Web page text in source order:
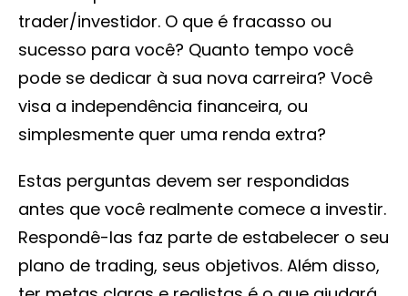
trader/investidor. O que é fracasso ou
sucesso para você? Quanto tempo você
pode se dedicar à sua nova carreira? Você
visa a independência financeira, ou
simplesmente quer uma renda extra?
Estas perguntas devem ser respondidas
antes que você realmente comece a investir.
Respondê-las faz parte de estabelecer o seu
plano de trading, seus objetivos. Além disso,